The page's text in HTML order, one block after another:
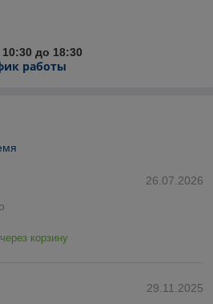
до 18:30
работы
26.07.2026
корзину
29.11.2025